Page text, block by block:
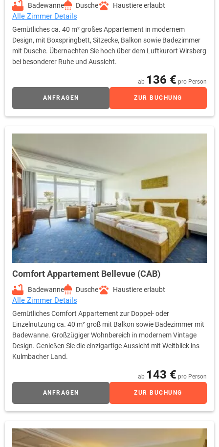
Badewanne Dusche Haustiere erlaubt
Alle Zimmer Details
Gemütliches ca. 40 m² großes Appartement in modernem
Design, mit Boxspringbett, Sitzecke, Balkon sowie Badezimmer
mit Dusche. Übernachten Sie hoch über dem Luftkurort Wirsberg
bei besonderer Ruhe und Aussicht.
ab 136 € pro Person
ANFRAGEN ZUR BUCHUNG
Comfort Appartement Bellevue (CAB)
Badewanne Dusche Haustiere erlaubt
Alle Zimmer Details
Gemütliches Comfort Appartement zur Doppel- oder
Einzelnutzung ca. 40 m² groß mit Balkon sowie Badezimmer mit
Badewanne. Großzügiger Wohnbereich in modernem Vintage
Design. Genießen Sie die einzigartige Aussicht mit Weitblick ins
Kulmbacher Land.
ab 143 € pro Person
ANFRAGEN ZUR BUCHUNG